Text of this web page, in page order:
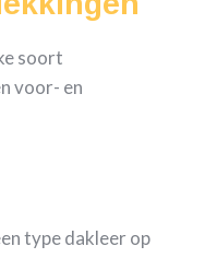
soort
voor- en
type dakleer op